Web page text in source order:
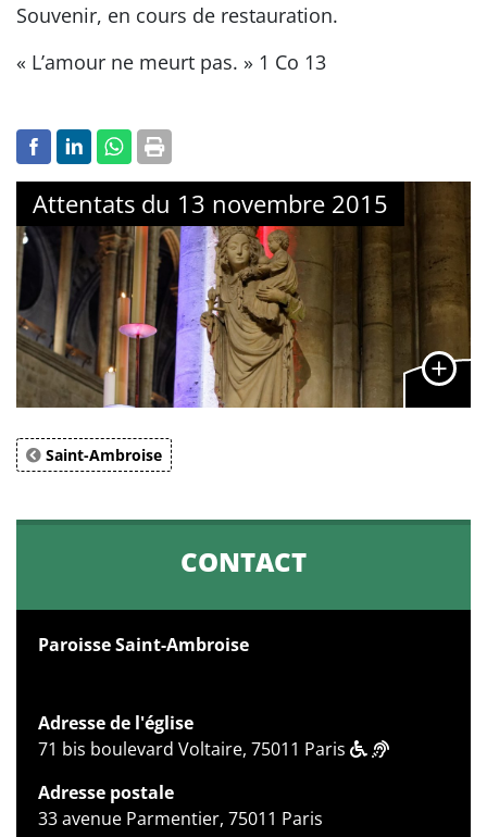
Souvenir, en cours de restauration.
« L’amour ne meurt pas. » 1 Co 13
Attentats du 13 novembre 2015
Saint-Ambroise
CONTACT
Paroisse Saint-Ambroise
Adresse de l'église
71 bis boulevard Voltaire, 75011 Paris
Adresse postale
33 avenue Parmentier, 75011 Paris